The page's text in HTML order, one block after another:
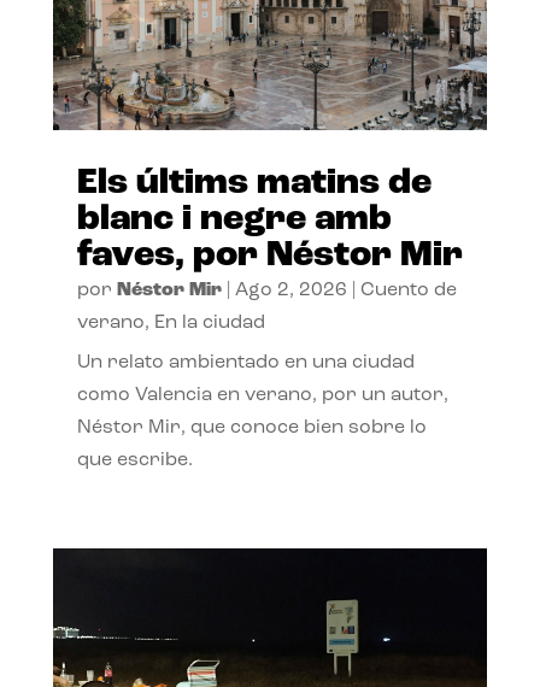
Els últims matins de
blanc i negre amb
faves, por Néstor Mir
por Néstor Mir| Ago 2, 2026
Cuento de
verano, En la ciudad
Un relato ambientado en una ciudad
como Valencia en verano, por un autor,
Néstor Mir, que conoce bien sobre lo
que escribe.